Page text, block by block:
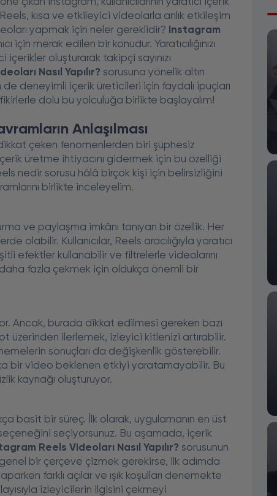
çıkan Instagram, kullanıcılarının yaratıcı içerik
kısa ve etkileyici videolarla anlık etkileşim
yapmak için neler gereklidir? Instagram
için merak edilen bir konudur. Yaratıcılığınızı
oluşturarak takipçi sayınızı
Nasıl Yapılır? sorusuna yönelik altın
deneyimli içerik üreticileri için faydalı ipuçları
dolu bu yolculuğa birlikte başlayalım!
Anlaşılması
çeken fenomenlerden biri şüphesiz
üretme ihtiyacını gidermek için bu özelliği
nedir sorusu hâlâ birçok kişi için belirsizliğini
birlikte inceleyelim.
ve paylaşma imkânı tanıyan bir özellik. Her
olabilir. Kullanıcılar, Reels aracılığıyla yaratıcı
efektler kullanabilir ve filtrelerle videolarını
fazla çekmek için oldukça önemli bir
Ancak, burada dikkat edilmesi gereken bazı
üzerinden ilerlemek, izleyici kitlenizi artırabilir.
sonuçları da değişkenlik gösterebilir.
bir video beklenen etkiyi yaratamayabilir. Bu
kaynağı oluşturuyor.
basit bir süreç. İlk olarak, uygulamanın en üst
seçiyorsunuz. Bu aşamada, içerik
Reels Videoları Nasıl Yapılır? sorusunun
bir çerçeve çizmek gerekirse, ilk adımda
farklı açılar ve ışık koşulları denemekte
izleyicilerin ilgisini çekmeyi